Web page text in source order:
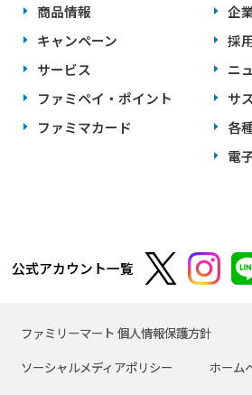
商品情報
キャンペーン
サービス
ファミペイ・ポイント
ファミマカード
企
採
ニ
サ
各
電
公式アカウント一覧
ファミリーマート 個人情報保護方針
ソーシャルメディアポリシー
ホーム